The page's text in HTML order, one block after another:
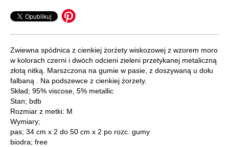
Zwiewna spódnica z cienkiej żorżety wiskozowej z wzorem moro
w kolorach czerni i dwóch odcieni zieleni przetykanej metaliczną
złotą nitką. Marszczona na gumie w pasie, z doszywaną u dołu
falbaną . Na podszewce z cienkiej żorzety.
Skład; 95% viscose, 5% metallic
Stan; bdb
Rozmiar z metki: M
Wymiary;
pas; 34 cm x 2 do 50 cm x 2 po rozc. gumy
biodra; free